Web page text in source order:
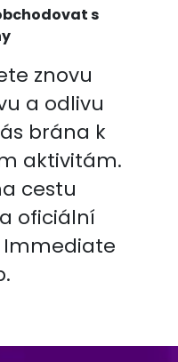
s
znovu
a odlivu
brána k
aktivitám.
cestu
oficiální
Immediate